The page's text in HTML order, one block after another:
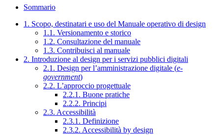
Sommario
1. Scopo, destinatari e uso del Manuale operativo di design
1.1. Versionamento e storico
1.2. Consultazione del manuale
1.3. Contribuisci al manuale
2. Introduzione al design per i servizi pubblici digitali
2.1. Design per l’amministrazione digitale (e-
government)
2.2. L’approccio progettuale
2.2.1. Buone pratiche
2.2.2. Principi
2.3. Accessibilità
2.3.1. Definizione
2.3.2. Accessibilità by design